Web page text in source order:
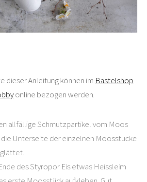
dieser Anleitung können im Bastelshop
online bezogen werden.
allfällige Schmutzpartikel vom Moos
Unterseite der einzelnen Moosstücke
des Styropor Eis etwas Heissleim